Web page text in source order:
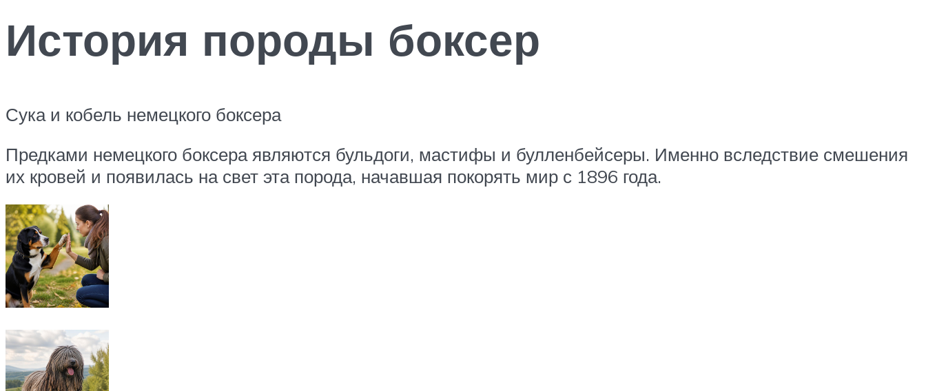
История породы боксер
Сука и кобель немецкого боксера
Предками немецкого боксера являются бульдоги, мастифы и булленбейсеры. Именно вследствие смешения
их кровей и появилась на свет эта порода, начавшая покорять мир с 1896 года.